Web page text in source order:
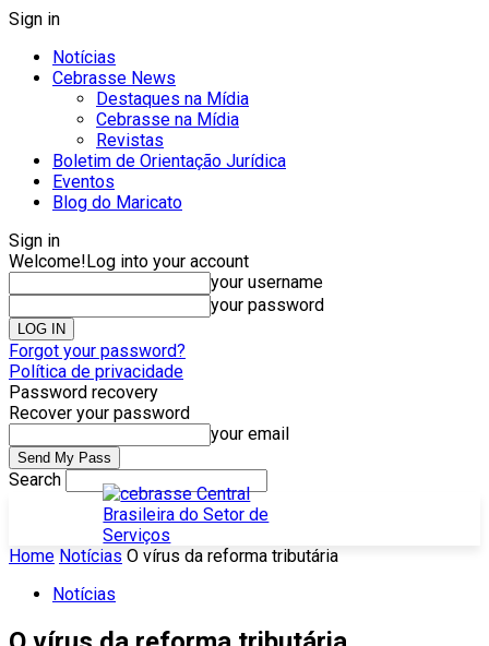
Sign in
Notícias
Cebrasse News
Destaques na Mídia
Cebrasse na Mídia
Revistas
Boletim de Orientação Jurídica
Eventos
Blog do Maricato
Sign in
Welcome!Log into your account
your username
your password
Forgot your password?
Política de privacidade
Password recovery
Recover your password
your email
Search
Home Notícias O vírus da reforma tributária
Notícias